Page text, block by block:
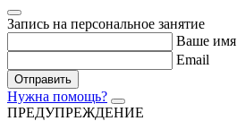
Запись на персональное занятие
Ваше имя
Email
Отправить
Нужна помощь?
ПРЕДУПРЕЖДЕНИЕ